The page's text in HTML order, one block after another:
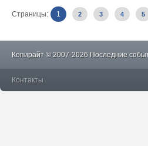
Страницы: 1 2 3 4 5
Копирайт © 2007-2026 Последние
Контакты